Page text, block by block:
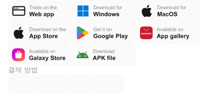
결제 방법